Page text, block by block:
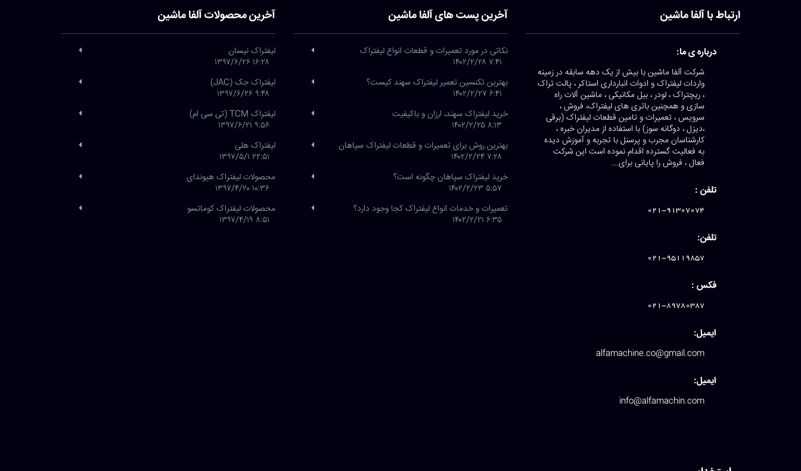
ارتباط با آلفا ماشین
درباره ی ما:
شرکت آلفا ماشین با بیش از یک دهه سابقه در زمینه
واردات لیفتراک و ادوات انبارداری استاکر ، پالت تراک
، ریچتراک ، لودر ، بیل مکانیکی ، ماشین آلات راه
سازی و همچنین باتری های لیفتراک، فروش ،
سرویس ، تعمیرات و تامین قطعات لیفتراک (برقی
،دیزل ، دوگانه سوز) با استفاده از مدیران خبره ،
کارشناسان مجرب و پرسنل با تجربه و آموزش دیده
به فعالیت گسترده اقدام نموده است این شرکت
فعال ، فروش را پایانی برای...
تلفن :
021-91307074
تلفن:
021-95119857
فکس :
021-89780387
ایمیل:
alfamachine.co@gmail.com
ایمیل:
info@alfamachin.com
آخرین پست های آلفا ماشین
نکاتی در مورد تعمیرات و قطعات انواع لیفتراک
۷:۴۱ ۱۴۰۲/۲/۲۸
بهترین تکنسین تعمیر لیفتراک سهند کیست؟
۶:۴۱ ۱۴۰۲/۲/۲۷
خرید لیفتراک سهند، ارزان و باکیفیت
۸:۱۳ ۱۴۰۲/۲/۲۵
بهترین روش برای تعمیرات و قطعات لیفتراک سپاهان
۷:۲۸ ۱۴۰۲/۲/۲۴
خرید لیفتراک سپاهان چگونه است؟
۵:۵۷ ۱۴۰۲/۲/۲۳
تعمیرات و خدمات انواع لیفتراک کجا وجود دارد؟
۶:۳۵ ۱۴۰۲/۲/۲۱
آخرین محصولات آلفا ماشین
لیفتراک نیسان
۱۶:۲۸ ۱۳۹۷/۶/۲۶
لیفتراک جک (JAC)
۹:۴۸ ۱۳۹۷/۶/۲۶
لیفتراک TCM (تی سی ام)
۹:۵۶ ۱۳۹۷/۶/۲۱
لیفتراک هلی
۲۲:۵۱ ۱۳۹۷/۵/۱
محصولات لیفتراک هیوندای
۱۰:۳۶ ۱۳۹۷/۴/۲۰
محصولات لیفتراک کوماتسو
۸:۵۱ ۱۳۹۷/۴/۱۹